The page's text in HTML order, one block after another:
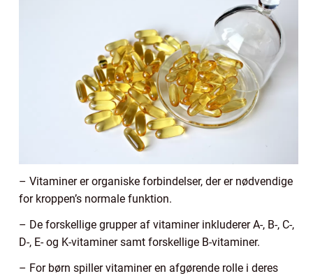
– Vitaminer er organiske forbindelser, der er nødvendige
for kroppen’s normale funktion.
– De forskellige grupper af vitaminer inkluderer A-, B-, C-,
D-, E- og K-vitaminer samt forskellige B-vitaminer.
– For børn spiller vitaminer en afgørende rolle i deres